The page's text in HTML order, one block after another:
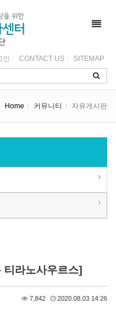
인 CONTACT US SITEMAP
Home 커뮤니티 자유게시판
라노사우르스]
7,842 2020.08.03 14:26